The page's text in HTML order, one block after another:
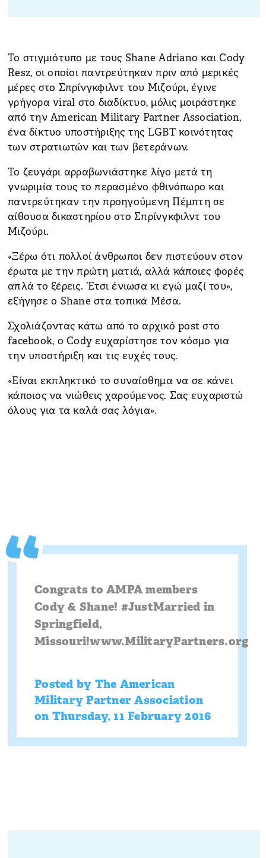
Το στιγμιότυπο με τους Shane Adriano και Cody
Resz, οι οποίοι παντρεύτηκαν πριν από μερικές
μέρες στο Σπρίνγκφιλντ του Μιζούρι, έγινε
γρήγορα viral στο διαδίκτυο, μόλις μοιράστηκε
από την American Military Partner Association,
ένα δίκτυο υποστήριξης της LGBT κοινότητας
των στρατιωτών και των βετεράνων.
Το ζευγάρι αρραβωνιάστηκε λίγο μετά τη
γνωριμία τους το περασμένο φθινόπωρο και
παντρεύτηκαν την προηγούμενη Πέμπτη σε
αίθουσα δικαστηρίου στο Σπρίνγκφιλντ του
Μιζούρι.
«Ξέρω ότι πολλοί άνθρωποι δεν πιστεύουν στον
έρωτα με την πρώτη ματιά, αλλά κάποιες φορές
απλά το ξέρεις. Έτσι ένιωσα κι εγώ μαζί του»,
εξήγησε ο Shane στα τοπικά Μέσα.
Σχολιάζοντας κάτω από το αρχικό post στο
facebook, ο Cody ευχαρίστησε τον κόσμο για
την υποστήριξη και τις ευχές τους.
«Είναι εκπληκτικό το συναίσθημα να σε κάνει
κάποιος να νιώθεις χαρούμενος. Σας ευχαριστώ
όλους για τα καλά σας λόγια».
Congrats to AMPA members
Cody & Shane! #JustMarried in
Springfield,
Missouri!www.MilitaryPartners.org
Posted by The American
Military Partner Association
on Thursday, 11 February 2016